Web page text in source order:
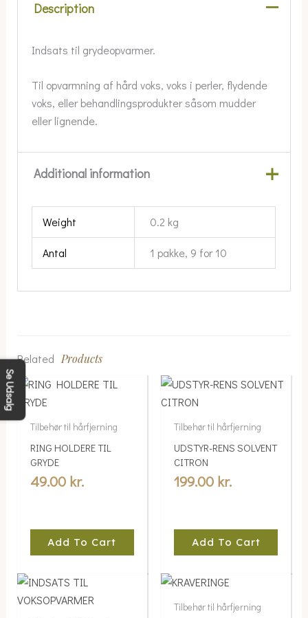
Description
Indsats til grydeopvarmer.
Til opvarmning af hård voks, voks i perler, flydende
voks, eller behandlingsprodukter såsom mudder
eller lignende.
Additional information
Weight 0.2 kg
Antal 1 pakke, 9 for 10
Related Products
Tilbehør til hårfjerning
RING HOLDERE TIL
GRYDE
49.00 kr.
Add To Cart
Tilbehør til hårfjerning
UDSTYR-RENS SOLVENT
CITRON
199.00 kr.
Add To Cart
Tilbehør til hårfjerning
Se Udsalg